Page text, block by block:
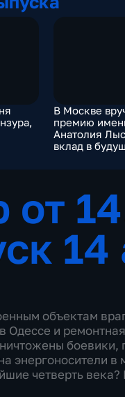
В Москве
премию
Анатолия
вклад в
от
14
объектам
Одессе и
боевики,
энергоносители
четверть века?